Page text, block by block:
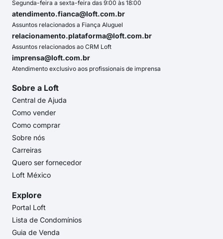
Segunda-feira a sexta-feira das 9:00 às 18:00
atendimento.fianca@loft.com.br
Assuntos relacionados a Fiança Aluguel
relacionamento.plataforma@loft.com.br
Assuntos relacionados ao CRM Loft
imprensa@loft.com.br
Atendimento exclusivo aos profissionais de imprensa
Sobre a Loft
Central de Ajuda
Como vender
Como comprar
Sobre nós
Carreiras
Quero ser fornecedor
Loft México
Explore
Portal Loft
Lista de Condomínios
Guia de Venda